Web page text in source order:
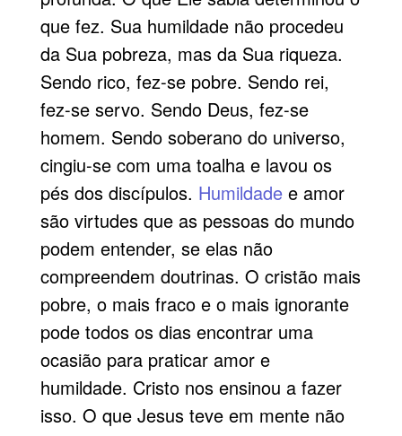
que fez. Sua humildade não procedeu
da Sua pobreza, mas da Sua riqueza.
Sendo rico, fez-se pobre. Sendo rei,
fez-se servo. Sendo Deus, fez-se
homem. Sendo soberano do universo,
cingiu-se com uma toalha e lavou os
pés dos discípulos. Humildadee amor
são virtudes que as pessoas do mundo
podem entender, se elas não
compreendem doutrinas. O cristão mais
pobre, o mais fraco e o mais ignorante
pode todos os dias encontrar uma
ocasião para praticar amor e
humildade. Cristo nos ensinou a fazer
isso. O que Jesus teve em mente não